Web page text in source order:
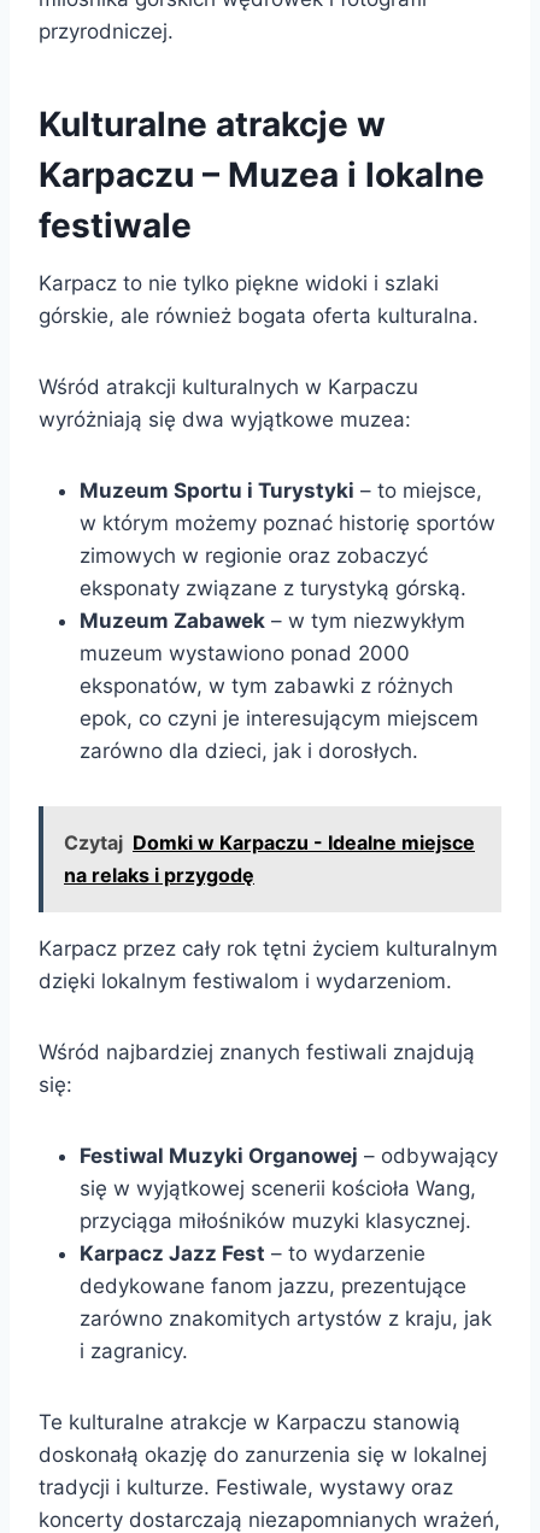
przyrodniczej.
Kulturalne atrakcje w
Karpaczu – Muzea i lokalne
festiwale
Karpacz to nie tylko piękne widoki i szlaki
górskie, ale również bogata oferta kulturalna.
Wśród atrakcji kulturalnych w Karpaczu
wyróżniają się dwa wyjątkowe muzea:
Muzeum Sportu i Turystyki – to miejsce,
w którym możemy poznać historię sportów
zimowych w regionie oraz zobaczyć
eksponaty związane z turystyką górską.
Muzeum Zabawek – w tym niezwykłym
muzeum wystawiono ponad 2000
eksponatów, w tym zabawki z różnych
epok, co czyni je interesującym miejscem
zarówno dla dzieci, jak i dorosłych.
Czytaj Domki w Karpaczu - Idealne miejsce
na relaks i przygodę
Karpacz przez cały rok tętni życiem kulturalnym
dzięki lokalnym festiwalom i wydarzeniom.
Wśród najbardziej znanych festiwali znajdują
się:
Festiwal Muzyki Organowej – odbywający
się w wyjątkowej scenerii kościoła Wang,
przyciąga miłośników muzyki klasycznej.
Karpacz Jazz Fest – to wydarzenie
dedykowane fanom jazzu, prezentujące
zarówno znakomitych artystów z kraju, jak
i zagranicy.
Te kulturalne atrakcje w Karpaczu stanowią
doskonałą okazję do zanurzenia się w lokalnej
tradycji i kulturze. Festiwale, wystawy oraz
koncerty dostarczają niezapomnianych wrażeń,